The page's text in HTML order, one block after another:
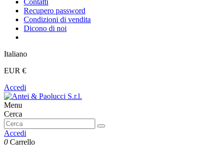
Contatti
Recupero password
Condizioni di vendita
Dicono di noi
Italiano
EUR €
Accedi
Menu
Cerca
Accedi
0 Carrello